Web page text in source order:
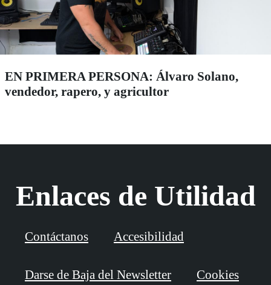
EN PRIMERA PERSONA: Álvaro Solano,
vendedor, rapero, y agricultor
Enlaces de Utilidad
Contáctanos Accesibilidad
Darse de Baja del Newsletter Cookies